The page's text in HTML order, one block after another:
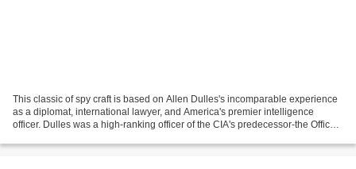
This classic of spy craft is based on Allen Dulles's incomparable experience
as a diplomat, international lawyer, and America's premier intelligence
officer. Dulles was a high-ranking officer of the CIA's predecessor-the Office